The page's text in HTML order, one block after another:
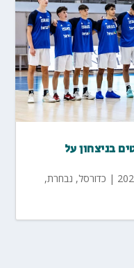
בניצחון על
| כדורסל, נבחרת,